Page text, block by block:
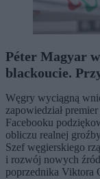
Péter Magyar
blackoucie.
Węgry wyciągną
zapowiedział
Facebooku
obliczu realnej
Szef węgierskiego
i rozwój nowych
poprzednika Viktora